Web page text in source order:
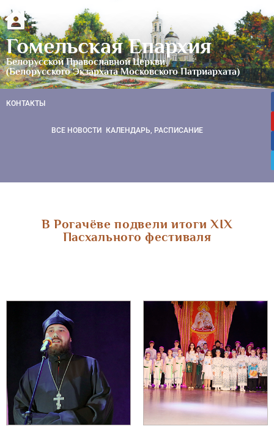
Гомельская Епархия
Белорусской Православной Церкви
(Белорусского Экзархата Московского Патриархата)
КОНТАКТЫ
ВСЕ НОВОСТИ КАЛЕНДАРЬ, РАСПИСАНИЕ
В Рогачёве подвели итоги XIX
Пасхального фестиваля